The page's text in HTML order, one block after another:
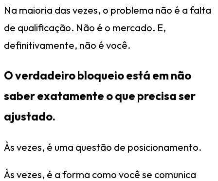
Na maioria das vezes, o problema não é a falta
de qualificação. Não é o mercado. E,
definitivamente, não é você.
O verdadeiro bloqueio está em não
saber exatamente o que precisa ser
ajustado.
Às vezes, é uma questão de posicionamento.
Às vezes, é a forma como você se comunica